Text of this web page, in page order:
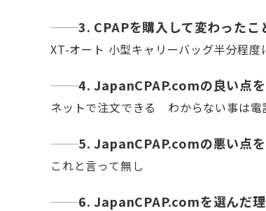
3. CPAPを購入して変わったこ
XT-オート 小型キャリーバッグ半分程度
4. JapanCPAP.comの良い点を
ネットで注文できる わからない事は電
5. JapanCPAP.comの悪い点を
これと言って無し
6. JapanCPAP.comを選んだ理